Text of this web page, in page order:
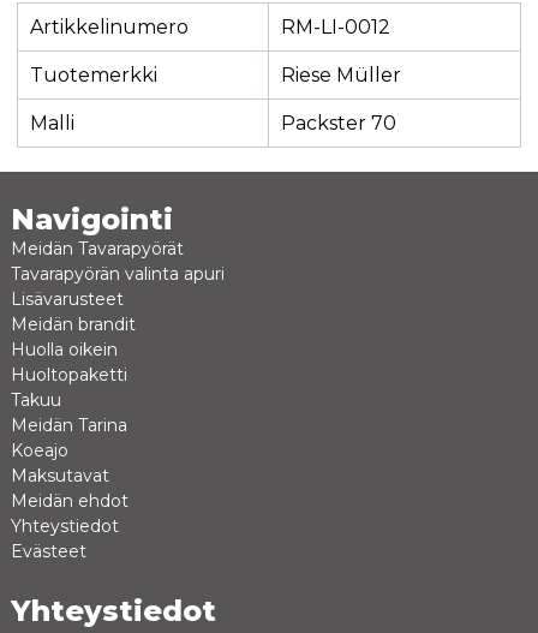
Artikkelinumero RM-LI-0012
Tuotemerkki Riese Müller
Malli Packster 70
Navigointi
Meidän Tavarapyörät
Tavarapyörän valinta apuri
Lisävarusteet
Meidän brandit
Huolla oikein
Huoltopaketti
Takuu
Meidän Tarina
Koeajo
Maksutavat
Meidän ehdot
Yhteystiedot
Evästeet
Yhteystiedot